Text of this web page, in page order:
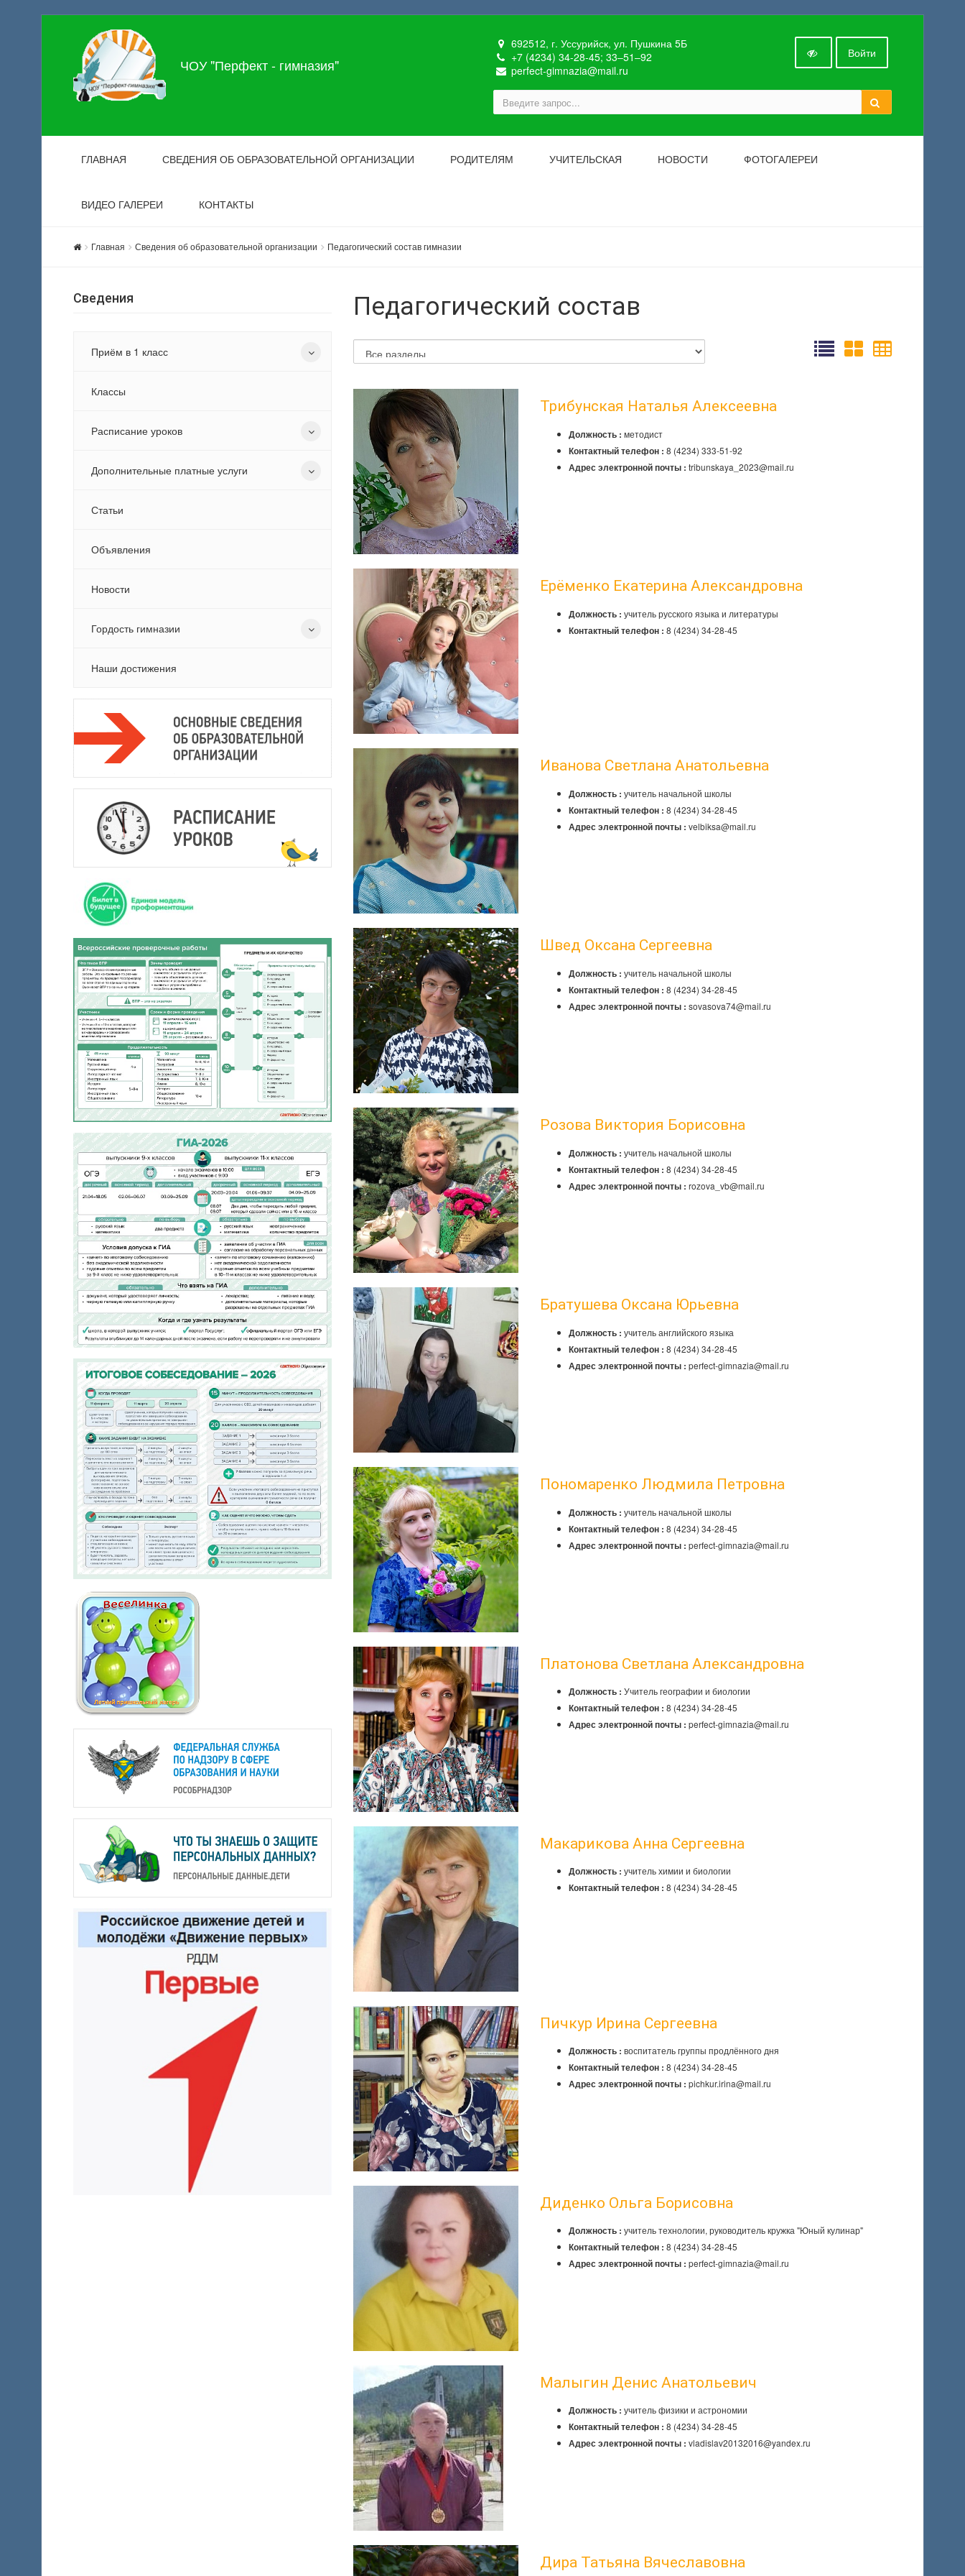
ЧОУ "Перфект - гимназия"
692512, г. Уссурийск, ул. Пушкина 5Б
+7 (4234) 34-28-45; 33‒51‒92
perfect-gimnazia@mail.ru
Войти
ГЛАВНАЯ СВЕДЕНИЯ ОБ ОБРАЗОВАТЕЛЬНОЙ ОРГАНИЗАЦИИ РОДИТЕЛЯМ УЧИТЕЛЬСКАЯ НОВОСТИ ФОТОГАЛЕРЕИ
ВИДЕО ГАЛЕРЕИ КОНТАКТЫ
Главная Сведения об образовательной организации Педагогический состав гимназии
Сведения
Приём в 1 класс
Классы
Расписание уроков
Дополнительные платные услуги
Статьи
Объявления
Новости
Гордость гимназии
Наши достижения
Педагогический состав
Трибунская Наталья Алексеевна
Должность : методист
Контактный телефон : 8 (4234) 333-51-92
Адрес электронной почты : tribunskaya_2023@mail.ru
Ерёменко Екатерина Александровна
Должность : учитель русского языка и литературы
Контактный телефон : 8 (4234) 34-28-45
Иванова Светлана Анатольевна
Должность : учитель начальной школы
Контактный телефон : 8 (4234) 34-28-45
Адрес электронной почты : velbiksa@mail.ru
Швед Оксана Сергеевна
Должность : учитель начальной школы
Контактный телефон : 8 (4234) 34-28-45
Адрес электронной почты : sovasova74@mail.ru
Розова Виктория Борисовна
Должность : учитель начальной школы
Контактный телефон : 8 (4234) 34-28-45
Адрес электронной почты : rozova_vb@mail.ru
Братушева Оксана Юрьевна
Должность : учитель английского языка
Контактный телефон : 8 (4234) 34-28-45
Адрес электронной почты : perfect-gimnazia@mail.ru
Пономаренко Людмила Петровна
Должность : учитель начальной школы
Контактный телефон : 8 (4234) 34-28-45
Адрес электронной почты : perfect-gimnazia@mail.ru
Платонова Светлана Александровна
Должность : Учитель географии и биологии
Контактный телефон : 8 (4234) 34-28-45
Адрес электронной почты : perfect-gimnazia@mail.ru
Макарикова Анна Сергеевна
Должность : учитель химии и биологии
Контактный телефон : 8 (4234) 34-28-45
Пичкур Ирина Сергеевна
Должность : воспитатель группы продлённого дня
Контактный телефон : 8 (4234) 34-28-45
Адрес электронной почты : pichkur.irina@mail.ru
Диденко Ольга Борисовна
Должность : учитель технологии, руководитель кружка "Юный кулинар"
Контактный телефон : 8 (4234) 34-28-45
Адрес электронной почты : perfect-gimnazia@mail.ru
Малыгин Денис Анатольевич
Должность : учитель физики и астрономии
Контактный телефон : 8 (4234) 34-28-45
Адрес электронной почты : vladislav20132016@yandex.ru
Дира Татьяна Вячеславовна